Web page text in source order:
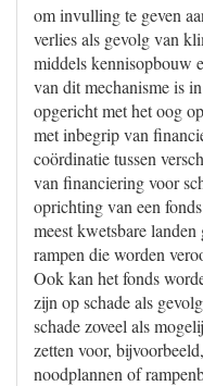
om invulling te geven
verlies als gevolg van
middels kennisopbouw
van dit mechanisme is
opgericht met het oog
met inbegrip van
coördinatie tussen
van financiering voor
oprichting van een
meest kwetsbare
rampen die worden
Ook kan het fonds
zijn op schade als
schade zoveel als
zetten voor,
noodplannen of